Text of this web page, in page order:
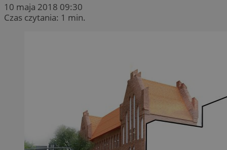
10 maja 2018 09:30
Czas czytania: 1 min.